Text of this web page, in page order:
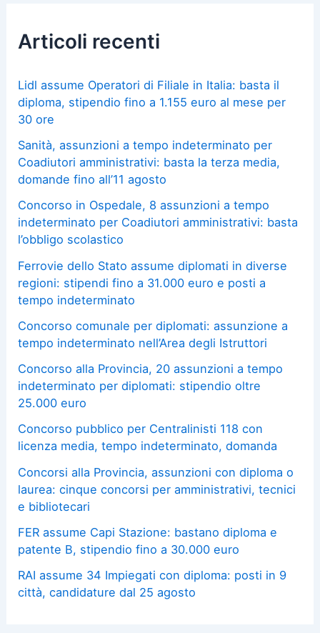
Articoli recenti
Lidl assume Operatori di Filiale in Italia: basta il
diploma, stipendio fino a 1.155 euro al mese per
30 ore
Sanità, assunzioni a tempo indeterminato per
Coadiutori amministrativi: basta la terza media,
domande fino all’11 agosto
Concorso in Ospedale, 8 assunzioni a tempo
indeterminato per Coadiutori amministrativi: basta
l’obbligo scolastico
Ferrovie dello Stato assume diplomati in diverse
regioni: stipendi fino a 31.000 euro e posti a
tempo indeterminato
Concorso comunale per diplomati: assunzione a
tempo indeterminato nell’Area degli Istruttori
Concorso alla Provincia, 20 assunzioni a tempo
indeterminato per diplomati: stipendio oltre
25.000 euro
Concorso pubblico per Centralinisti 118 con
licenza media, tempo indeterminato, domanda
Concorsi alla Provincia, assunzioni con diploma o
laurea: cinque concorsi per amministrativi, tecnici
e bibliotecari
FER assume Capi Stazione: bastano diploma e
patente B, stipendio fino a 30.000 euro
RAI assume 34 Impiegati con diploma: posti in 9
città, candidature dal 25 agosto